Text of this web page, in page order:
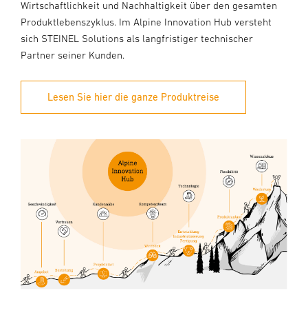
Wirtschaftlichkeit und Nachhaltigkeit über den gesamten
Produktlebenszyklus. Im Alpine Innovation Hub versteht
sich STEINEL Solutions als langfristiger technischer
Partner seiner Kunden.
Lesen Sie hier die ganze Produktreise